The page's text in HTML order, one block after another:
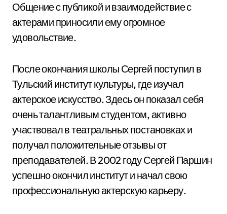
Общение с публикой и взаимодействие с
актерами приносили ему огромное
удовольствие.
После окончания школы Сергей поступил в
Тульский институт культуры, где изучал
актерское искусство. Здесь он показал себя
очень талантливым студентом, активно
участвовал в театральных постановках и
получал положительные отзывы от
преподавателей. В 2002 году Сергей Паршин
успешно окончил институт и начал свою
профессиональную актерскую карьеру.